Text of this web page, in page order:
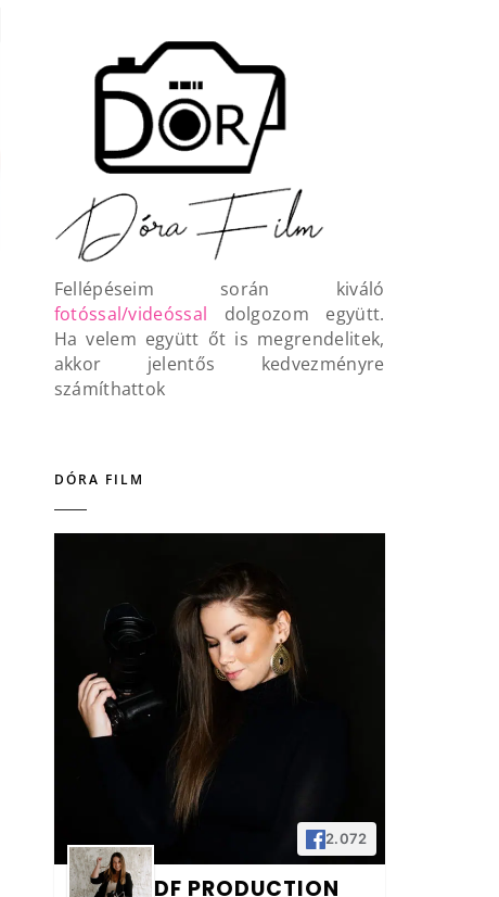
Fellépéseim során kiváló
fotóssal/videóssal dolgozom együtt.
Ha velem együtt őt is megrendelitek,
akkor jelentős kedvezményre
számíthattok
DÓRA FILM
2.072
DF PRODUCTION